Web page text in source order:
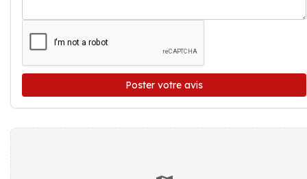
Poster votre avis